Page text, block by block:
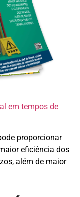
em tempos de
proporcionar
eficiência dos
além de maior